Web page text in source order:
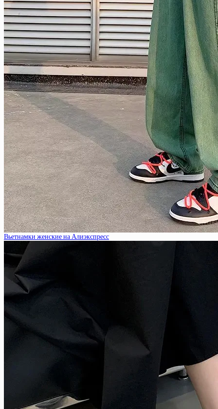
Вьетнамки женские на Алиэкспресс